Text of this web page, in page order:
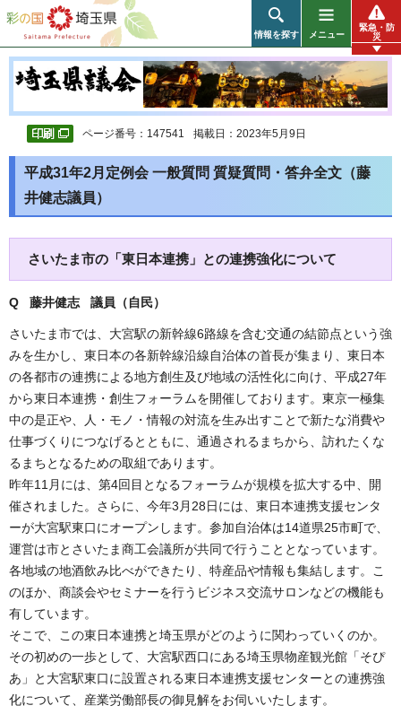
彩の国 埼玉県
情報を探す メニュー
緊急・防
災
ページ番号：147541 掲載日：2023年5月9日
平成31年2月定例会 一般質問 質疑質問・答弁全文（藤
井健志議員）
さいたま市の「東日本連携」との連携強化について
Q 藤井健志 議員（自民）
さいたま市では、大宮駅の新幹線6路線を含む交通の結節点という強
みを生かし、東日本の各新幹線沿線自治体の首長が集まり、東日本
の各都市の連携による地方創生及び地域の活性化に向け、平成27年
から東日本連携・創生フォーラムを開催しております。東京一極集
中の是正や、人・モノ・情報の対流を生み出すことで新たな消費や
仕事づくりにつなげるとともに、通過されるまちから、訪れたくな
るまちとなるための取組であります。
昨年11月には、第4回目となるフォーラムが規模を拡大する中、開
催されました。さらに、今年3月28日には、東日本連携支援センタ
ーが大宮駅東口にオープンします。参加自治体は14道県25市町で、
運営は市とさいたま商工会議所が共同で行うこととなっています。
各地域の地酒飲み比べができたり、特産品や情報も集結します。こ
のほか、商談会やセミナーを行うビジネス交流サロンなどの機能も
有しています。
そこで、この東日本連携と埼玉県がどのように関わっていくのか。
その初めの一歩として、大宮駅西口にある埼玉県物産観光館「そぴ
あ」と大宮駅東口に設置される東日本連携支援センターとの連携強
化について、産業労働部長の御見解をお伺いいたします。